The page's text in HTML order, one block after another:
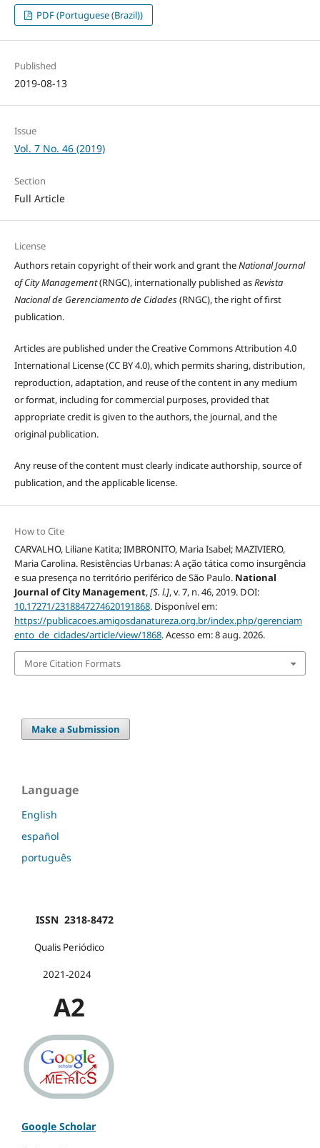
PDF (Portuguese (Brazil))
Published
2019-08-13
Issue
Vol. 7 No. 46 (2019)
Section
Full Article
License
Authors retain copyright of their work and grant theNational Journal
of City Management(RNGC), internationally published asRevista
Nacional de Gerenciamento de Cidades(RNGC), the right of first
publication.
Articles are published under the Creative Commons Attribution 4.0
International License (CC BY 4.0), which permits sharing, distribution,
reproduction, adaptation, and reuse of the content in any medium
or format, including for commercial purposes, provided that
appropriate credit is given to the authors, the journal, and the
original publication.
Any reuse of the content must clearly indicate authorship, source of
publication, and the applicable license.
How to Cite
CARVALHO, Liliane Katita; IMBRONITO, Maria Isabel; MAZIVIERO,
Maria Carolina. Resistências Urbanas: A ação tática como insurgência
e sua presença no território periférico de São Paulo. National
Journal of City Management,[S. l.], v. 7, n. 46, 2019. DOI:
10.17271/2318847274620191868. Disponível em:
https://publicacoes.amigosdanatureza.org.br/index.php/gerenciam
ento_de_cidades/article/view/1868. Acesso em: 8 aug. 2026.
More Citation Formats
Make a Submission
Language
English
español
português
ISSN 2318-8472
Qualis Periódico
2021-2024
A2
Google Scholar